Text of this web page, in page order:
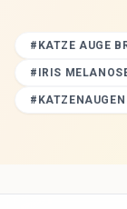
# KATZE AUGE
# IRIS
#